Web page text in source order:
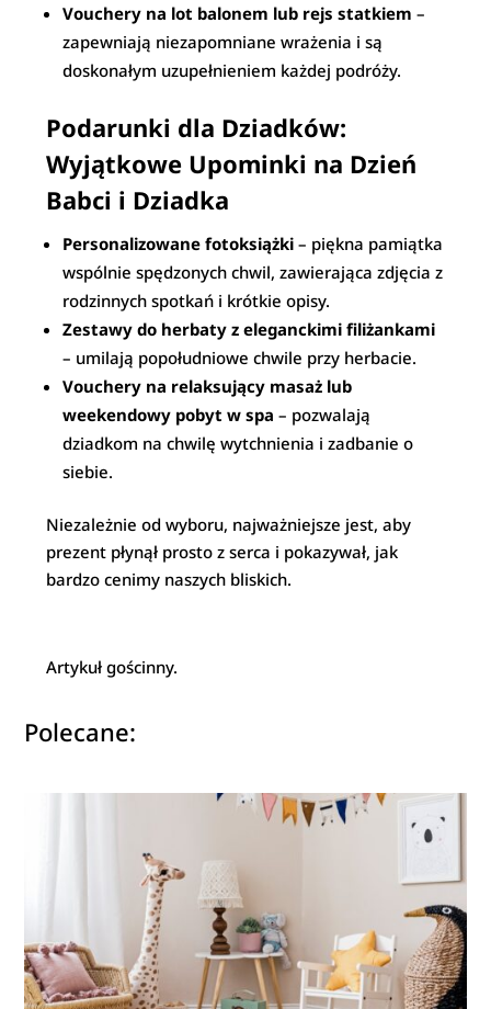
Vouchery na lot balonem lub rejs statkiem –
zapewniają niezapomniane wrażenia i są
doskonałym uzupełnieniem każdej podróży.
Podarunki dla Dziadków:
Wyjątkowe Upominki na Dzień
Babci i Dziadka
Personalizowane fotoksiążki – piękna pamiątka
wspólnie spędzonych chwil, zawierająca zdjęcia z
rodzinnych spotkań i krótkie opisy.
Zestawy do herbaty z eleganckimi filiżankami
– umilają popołudniowe chwile przy herbacie.
Vouchery na relaksujący masaż lub
weekendowy pobyt w spa – pozwalają
dziadkom na chwilę wytchnienia i zadbanie o
siebie.
Niezależnie od wyboru, najważniejsze jest, aby
prezent płynął prosto z serca i pokazywał, jak
bardzo cenimy naszych bliskich.
Artykuł gościnny.
Polecane: